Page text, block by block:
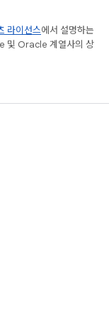
라이선스에서 설명하는
및 Oracle 계열사의 상